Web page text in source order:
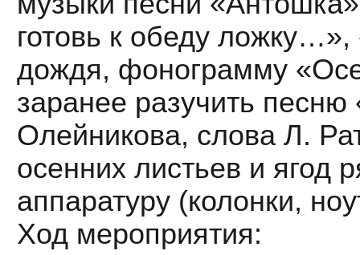
готовь к обеду
дождя, фонограмму
заранее разучить
Олейникова, слова Л.
осенних листьев и ягод
аппаратуру (колонки,
Ход мероприятия: